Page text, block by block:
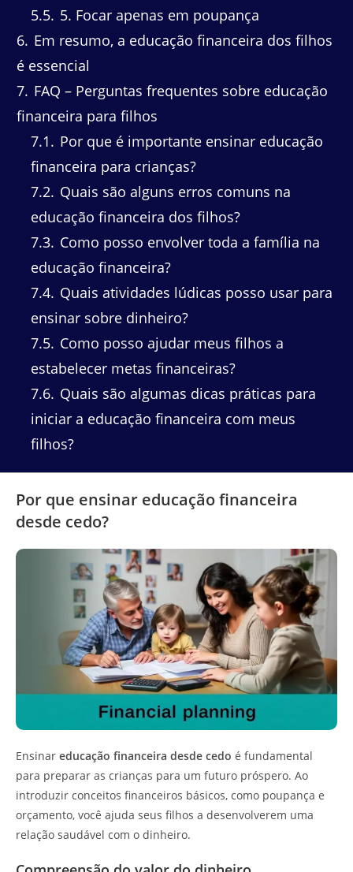
5.5 5. Focar apenas em poupança
6 Em resumo, a educação financeira dos filhos
é essencial
7 FAQ – Perguntas frequentes sobre educação
financeira para filhos
7.1
Por que é importante ensinar educação
financeira para crianças?
7.2 Quais são alguns erros comuns na
educação financeira dos filhos?
7.3 Como posso envolver toda a família na
educação financeira?
7.4 Quais atividades lúdicas posso usar para
ensinar sobre dinheiro?
7.5 Como posso ajudar meus filhos a
estabelecer metas financeiras?
7.6 Quais são algumas dicas práticas para
iniciar a educação financeira com meus
filhos?
Por que ensinar educação financeira
desde cedo?
Ensinar educação financeira desde cedo é fundamental
para preparar as crianças para um futuro próspero. Ao
introduzir conceitos financeiros básicos, como poupança e
orçamento, você ajuda seus filhos a desenvolverem uma
relação saudável com o dinheiro.